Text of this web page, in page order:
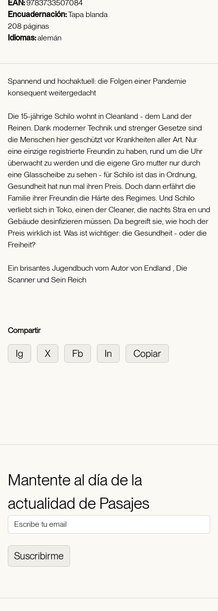
EAN:9783733507084
Encuadernación:Tapa blanda
208 páginas
Idiomas:alemán
Spannend und hochaktuell: die Folgen einer Pandemie
konsequent weitergedacht
Die 15-jährige Schilo wohnt in Cleanland - dem Land der
Reinen. Dank moderner Technik und strenger Gesetze sind
die Menschen hier geschützt vor Krankheiten aller Art. Nur
eine einzige registrierte Freundin zu haben, rund um die Uhr
überwacht zu werden und die eigene Gro mutter nur durch
eine Glasscheibe zu sehen - für Schilo ist das in Ordnung,
Gesundheit hat nun mal ihren Preis. Doch dann erfährt die
Familie ihrer Freundin die Härte des Regimes. Und Schilo
verliebt sich in Toko, einen der Cleaner, die nachts Stra en und
Gebäude desinfizieren müssen. Da begreift sie, wie hoch der
Preis wirklich ist. Was ist wichtiger: die Gesundheit - oder die
Freiheit?
Ein brisantes Jugendbuch vom Autor von Endland , Die
Scanner und Sein Reich
Compartir
Mantente al día de la
actualidad de Pasajes
Suscribirme